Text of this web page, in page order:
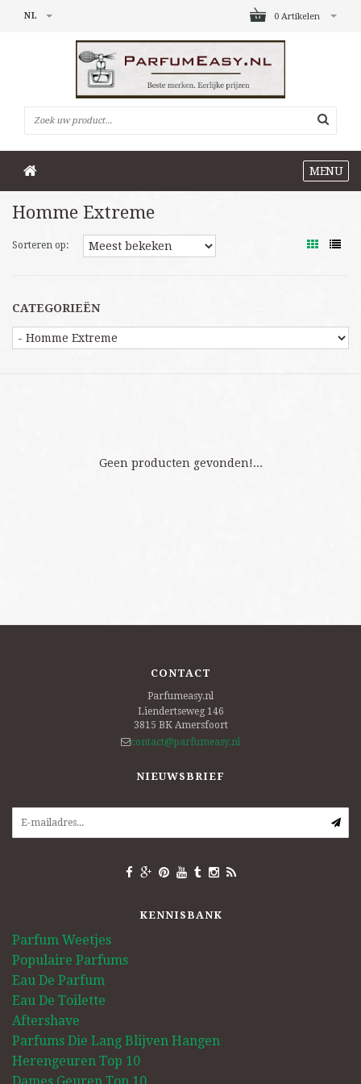
0 Artikelen
NL
MENU
Homme Extreme
Sorteren op:
CATEGORIEËN
Geen producten gevonden!...
CONTACT
Parfumeasy.nl
Liendertseweg 146
3815 BK Amersfoort
contact@parfumeasy.nl
NIEUWSBRIEF
KENNISBANK
Parfum Weetjes
Populaire Parfums
Eau De Parfum
Eau De Toilette
Aftershave
Parfums Die Lang Blijven Hangen
Herengeuren Top 10